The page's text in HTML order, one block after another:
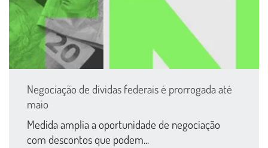
Negociação de dívidas federais é prorrogada até
maio
Medida amplia a oportunidade de negociação
com descontos que podem...